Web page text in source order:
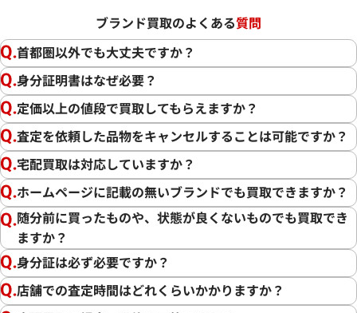
ブランド買取のよくある質問
首都圏以外でも大丈夫ですか？
身分証明書はなぜ必要？
定価以上の値段で買取してもらえますか？
査定を依頼した品物をキャンセルすることは可能ですか？
宅配買取は対応していますか？
ホームページに記載の無いブランドでも買取できますか？
随分前に買ったものや、状態が良くないものでも買取でき
ますか？
身分証は必ず必要ですか？
店舗での査定時間はどれくらいかかりますか？